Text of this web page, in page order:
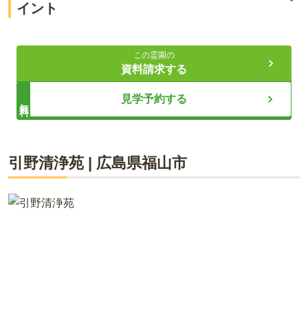
イント
アクセス良好で将来も安心の霊苑
誰もが参拝しやすい充実設備
宗教自由で柔軟に選べるお墓
メモリアルパーク With神辺は、大切なご家族であるペットちゃ
この霊園の
資料請求する
見学予約する
引野清浄苑 | 広島県福山市